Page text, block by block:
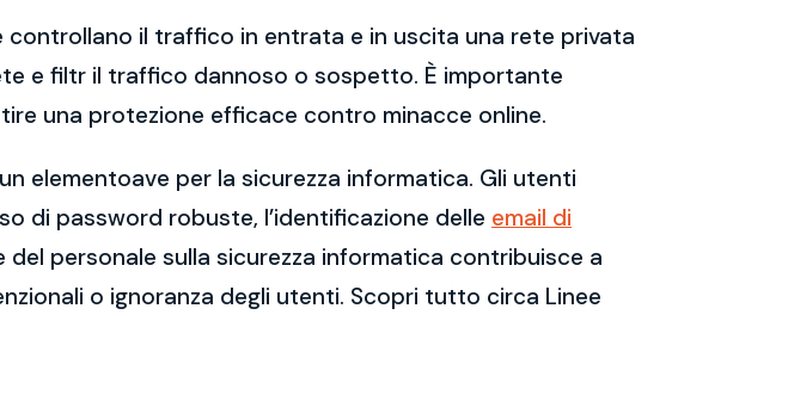
il traffico in entrata e in uscita una rete privata
e filtr il traffico dannoso o sospetto. È importante
una protezione efficace contro minacce online.
elementoave per la sicurezza informatica. Gli utenti
di password robuste, l’identificazione delle email di
personale sulla sicurezza informatica contribuisce a
o ignoranza degli utenti. Scopri tutto circa Linee